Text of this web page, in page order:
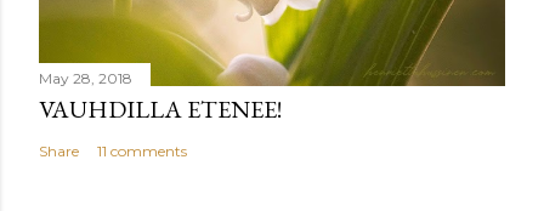
May 28, 2018
VAUHDILLA ETENEE!
Share 11 comments